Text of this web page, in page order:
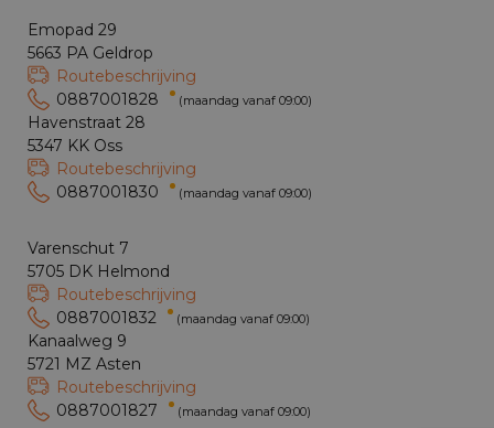
Emopad 29
5663 PA Geldrop
Routebeschrijving
0887001828
(maandag vanaf 09:00)
Havenstraat 28
5347 KK Oss
Routebeschrijving
0887001830
(maandag vanaf 09:00)
Varenschut 7
5705 DK Helmond
Routebeschrijving
0887001832
(maandag vanaf 09:00)
Kanaalweg 9
5721 MZ Asten
Routebeschrijving
0887001827
(maandag vanaf 09:00)